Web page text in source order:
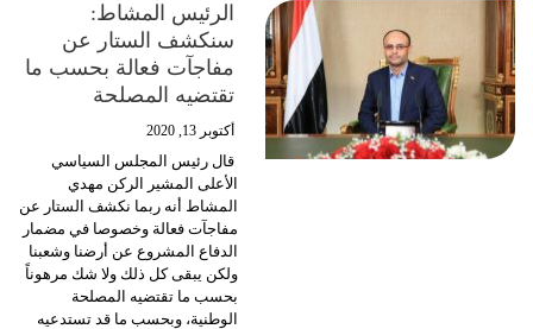
الرئيس المشاط:
سنكشف الستار عن
مفاجآت فعالة بحسب ما
تقتضيه المصلحة
أكتوبر 13, 2020
قال رئيس المجلس السياسي
الأعلى المشير الركن مهدي
المشاط أنه ربما نكشف الستار عن
مفاجآت فعالة وخصوصا في مضمار
الدفاع المشروع عن أرضنا وشعبنا
ولكن يبقى كل ذلك ولا شك مرهوناً
بحسب ما تقتضيه المصلحة
الوطنية، وبحسب ما قد تستدعيه